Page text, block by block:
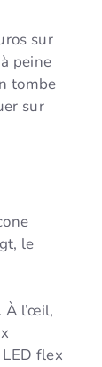
sur
peine
tombe
sur
le
À l’œil,
flex